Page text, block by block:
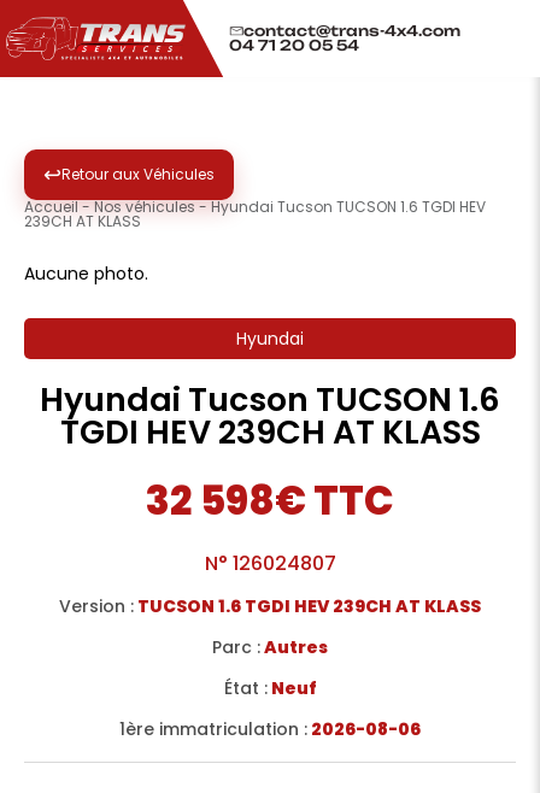
contact@trans-4x4.com
04 71 20 05 54
↩Retour aux Véhicules
Accueil-Nos véhicules-Hyundai Tucson TUCSON 1.6 TGDI HEV
239CH AT KLASS
Aucune photo.
Hyundai
Hyundai Tucson TUCSON 1.6
TGDI HEV 239CH AT KLASS
32 598€ TTC
N° 126024807
Version : TUCSON 1.6 TGDI HEV 239CH AT KLASS
Parc :Autres
État :Neuf
1ère immatriculation : 2026-08-06